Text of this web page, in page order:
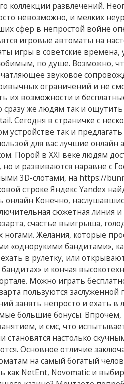
коллекции развлечений.
невозможно, и мелких
сфер в непростой войне
игровые автоматы на
игры в советские времена,
по душе. Возможно,
звуковое
ограничений и не
их возможности и
сразу же людям так и
Сегодня в страничке с
устройстве так и
для вас лучшие онлайн
Порой в XXI веке людям
и развиваются наравне с
3D-слотами, на https://
строке Яндекс Yandex
онлайн Конечно,
сюжетная линия
счастье выигрыша,
ногами. Желания, которые
«однорукими бандитами»,
в рулетку, или
и кончая
Можно играть
пользуются
занять непросто и ехать в
большие бонусы. Впрочем,
и смс, что
становятся настолько
Основное отличие
на самый богатый
как NetEnt, Novomatic и